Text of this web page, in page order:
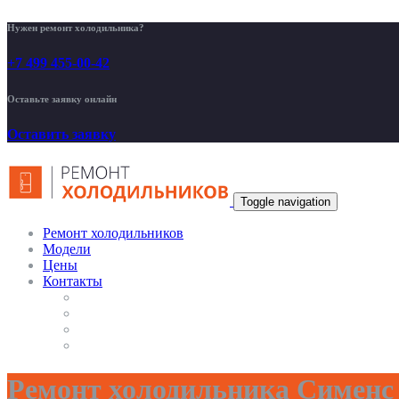
Нужен ремонт холодильника?
+7 499 455-00-42
Оставьте заявку онлайн
Оставить заявку
Toggle navigation
Ремонт холодильников
Модели
Цены
Контакты
Ремонт холодильника